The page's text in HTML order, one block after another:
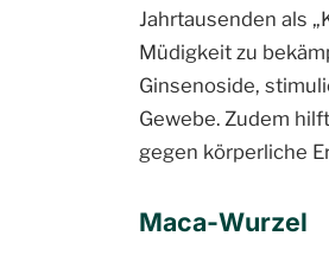
Jahrtausenden als
Müdigkeit zu
Ginsenoside,
Gewebe. Zudem
gegen körperliche
Maca-Wurzel